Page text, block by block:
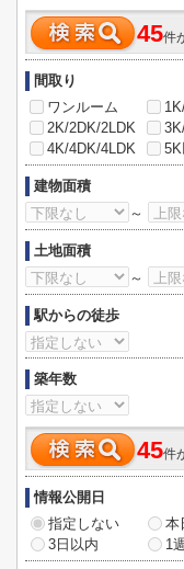
45件
間取り
ワンルーム
2K/2DK/2LDK
4K/4DK/4LDK
建物面積
～
土地面積
～
駅からの徒歩
築年数
45件
情報公開日
指定しない
本
3日以内
1